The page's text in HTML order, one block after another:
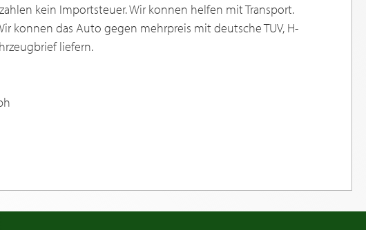
kein Importsteuer. Wir konnen helfen mit Transport.
konnen das Auto gegen mehrpreis mit deutsche TUV, H-
liefern.